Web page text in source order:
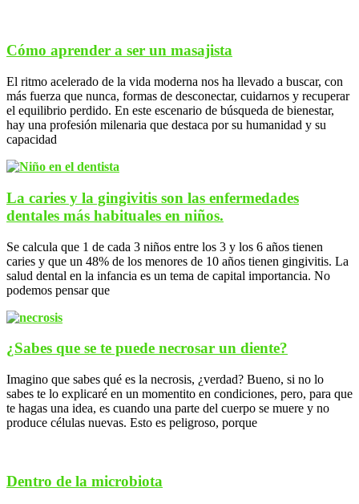
Cómo aprender a ser un masajista
El ritmo acelerado de la vida moderna nos ha llevado a buscar, con
más fuerza que nunca, formas de desconectar, cuidarnos y recuperar
el equilibrio perdido. En este escenario de búsqueda de bienestar,
hay una profesión milenaria que destaca por su humanidad y su
capacidad
La caries y la gingivitis son las enfermedades
dentales más habituales en niños.
Se calcula que 1 de cada 3 niños entre los 3 y los 6 años tienen
caries y que un 48% de los menores de 10 años tienen gingivitis. La
salud dental en la infancia es un tema de capital importancia. No
podemos pensar que
¿Sabes que se te puede necrosar un diente?
Imagino que sabes qué es la necrosis, ¿verdad? Bueno, si no lo
sabes te lo explicaré en un momentito en condiciones, pero, para que
te hagas una idea, es cuando una parte del cuerpo se muere y no
produce células nuevas. Esto es peligroso, porque
Dentro de la microbiota